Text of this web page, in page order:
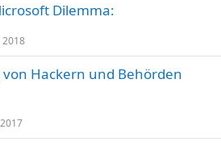
Dilemma:
2018
Hackern und Behörden